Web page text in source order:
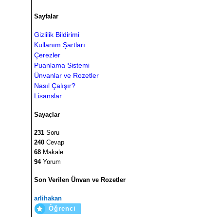
Sayfalar
Gizlilik Bildirimi
Kullanım Şartları
Çerezler
Puanlama Sistemi
Ünvanlar ve Rozetler
Nasıl Çalışır?
Lisanslar
Sayaçlar
231 Soru
240 Cevap
68 Makale
94Yorum
Son Verilen Ünvan ve Rozetler
arlihakan
Öğrenci